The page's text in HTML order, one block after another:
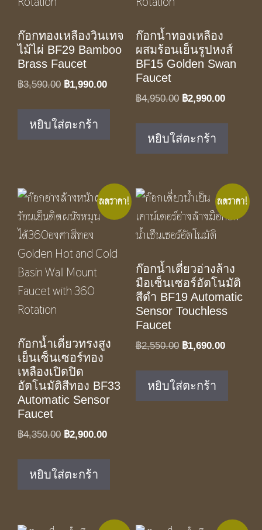
ก๊อกทองเหลืองวินเทจ
ไม้ไผ่ BF29 Bamboo
Brass Faucet
฿3,590.00 Original
฿3,590.00.
฿1,990.00Current
หยิบใส่ตะกร้า
ก๊อกน้ำทองเหลือง
ผสมร้อนเย็นรูปหงส์
BF15 Golden Swan
Faucet
฿4,950.00 Original
฿4,950.00.
฿2,990.00Current
หยิบใส่ตะกร้า
ลดราคา!
ก๊อกน้ำเดี่ยวทรงสูง
เย็นเซ็นเซอร์ทอง
เหลืองเปิดปิด
อัตโนมัติสีทอง BF33
Automatic Sensor
Faucet
฿4,350.00 Original
฿4,350.00.
฿2,900.00Current
หยิบใส่ตะกร้า
ลดราคา!
ก๊อกน้ำเดี่ยวอ่างล้าง
มือเซ็นเซอร์อัตโนมัติ
สีดำ BF19 Automatic
Sensor Touchless
Faucet
฿2,550.00 Original
฿2,550.00.
฿1,690.00Current
หยิบใส่ตะกร้า